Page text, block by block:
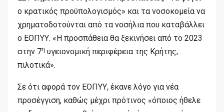
ο κρατικός προϋπολογισμός» και τα νοσοκομεία να
χρηματοδοτούνται από τα νοσήλια που καταβάλλει
ο ΕΟΠΥΥ. «Η προσπάθεια θα ξεκινήσει από το 2023
στην 7η υγειονομική περιφέρεια της Κρήτης,
πιλοτικά».
Σε ότι αφορά τον ΕΟΠΥΥ, έκανε λόγο για νέα
προσέγγιση, καθώς μέχρι πρότινος «όποιος ήθελε